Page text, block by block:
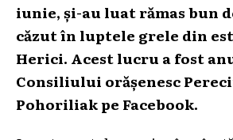
iunie, și-au luat rămas bun
căzut în luptele grele din
Herici. Acest lucru a fost
Consiliului orășenesc
Pohoriliak pe Facebook.